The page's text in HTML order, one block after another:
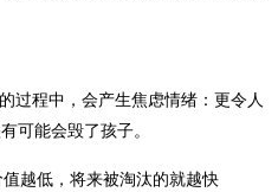
过程中，会产生焦虑情绪：更令人
可能会毁了孩子。